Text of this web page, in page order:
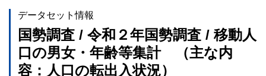
データセット情報
国勢調査 / 令和２年国勢調査 / 移動人
口の男女・年齢等集計 （主な内
容：人口の転出入状況）